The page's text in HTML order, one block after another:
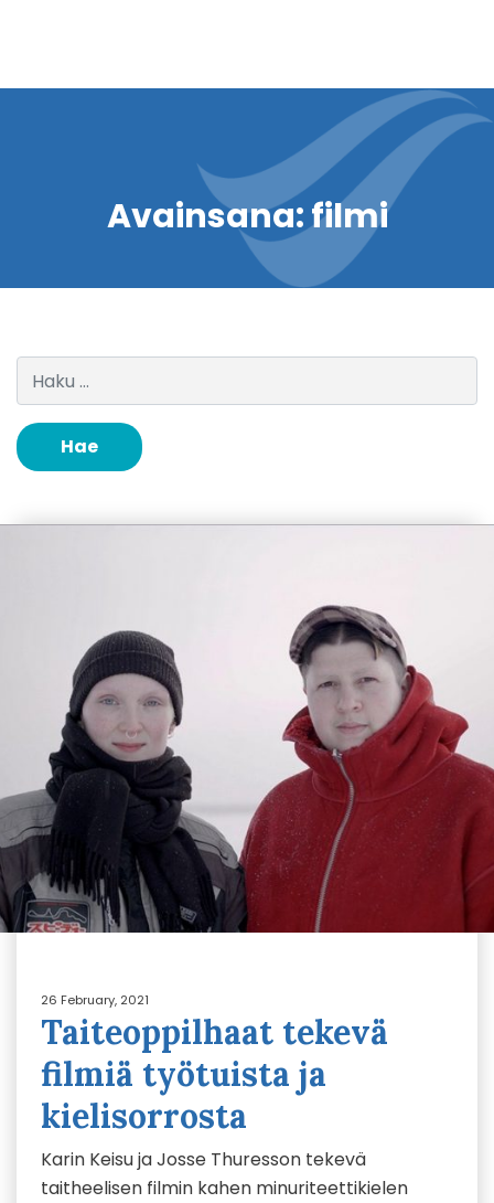
Avainsana:filmi
Haku:
26 February, 2021
Taiteoppilhaat tekevä
filmiä työtuista ja
kielisorrosta
Karin Keisu ja Josse Thuresson tekevä
taitheelisen filmin kahen minuriteettikielen